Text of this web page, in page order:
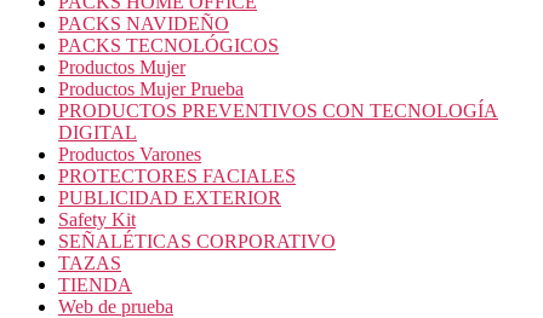
PACKS NAVIDEÑO
PACKS TECNOLÓGICOS
Productos Mujer
Productos Mujer Prueba
PRODUCTOS PREVENTIVOS CON TECNOLOGÍA
DIGITAL
Productos Varones
PROTECTORES FACIALES
PUBLICIDAD EXTERIOR
Safety Kit
SEÑALÉTICAS CORPORATIVO
TAZAS
TIENDA
Web de prueba